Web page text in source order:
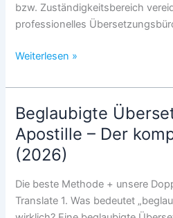
bzw. Zuständigkeitsbereich
professionelles
Wie
man
eine
beglaubigte
Übersetzung
von
in
eine
Weiterlesen »
Beglaubigte
Apostille – Der
(2026)
Die beste Methode + unsere
Translate 1. Was bedeutet